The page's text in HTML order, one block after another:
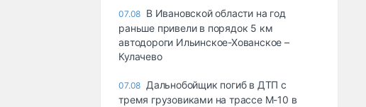
07.08 В Ивановской области на год
раньше привели в порядок 5 км
автодороги Ильинское-Хованское –
Кулачево
07.08 Дальнобойщик погиб в ДТП с
тремя грузовиками на трассе М-10 в